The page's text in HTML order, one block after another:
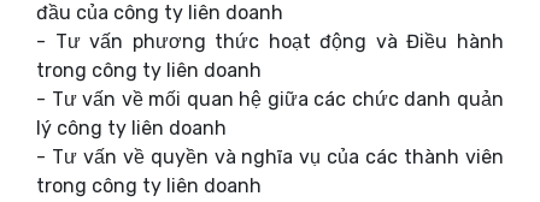
đầu của công ty liên doanh
- Tư vấn phương thức hoạt động và Điều hành
trong công ty liên doanh
- Tư vấn về mối quan hệ giữa các chức danh quản
lý công ty liên doanh
- Tư vấn về quyền và nghĩa vụ của các thành viên
trong công ty liên doanh